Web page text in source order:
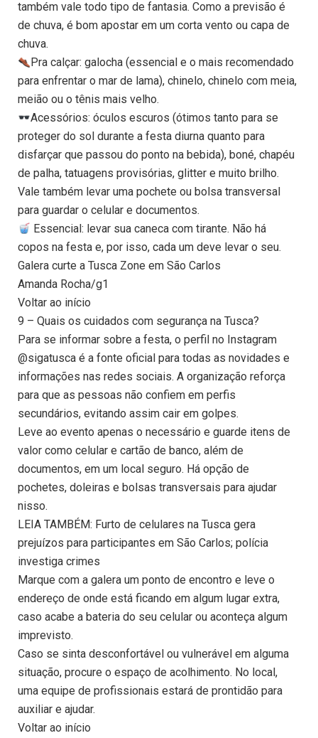
também vale todo tipo de fantasia. Como a previsão é
de chuva, é bom apostar em um corta vento ou capa de
chuva.
Pra calçar: galocha (essencial e o mais recomendado
para enfrentar o mar de lama), chinelo, chinelo com meia,
meião ou o tênis mais velho.
Acessórios: óculos escuros (ótimos tanto para se
proteger do sol durante a festa diurna quanto para
disfarçar que passou do ponto na bebida), boné, chapéu
de palha, tatuagens provisórias, glitter e muito brilho.
Vale também levar uma pochete ou bolsa transversal
para guardar o celular e documentos.
Essencial: levar sua caneca com tirante. Não há
copos na festa e, por isso, cada um deve levar o seu.
Galera curte a Tusca Zone em São Carlos
Amanda Rocha/g1
Voltar ao início
9 – Quais os cuidados com segurança na Tusca?
Para se informar sobre a festa, o perfil no Instagram
@sigatusca é a fonte oficial para todas as novidades e
informações nas redes sociais. A organização reforça
para que as pessoas não confiem em perfis
secundários, evitando assim cair em golpes.
Leve ao evento apenas o necessário e guarde itens de
valor como celular e cartão de banco, além de
documentos, em um local seguro. Há opção de
pochetes, doleiras e bolsas transversais para ajudar
nisso.
LEIA TAMBÉM: Furto de celulares na Tusca gera
prejuízos para participantes em São Carlos; polícia
investiga crimes
Marque com a galera um ponto de encontro e leve o
endereço de onde está ficando em algum lugar extra,
caso acabe a bateria do seu celular ou aconteça algum
imprevisto.
Caso se sinta desconfortável ou vulnerável em alguma
situação, procure o espaço de acolhimento. No local,
uma equipe de profissionais estará de prontidão para
auxiliar e ajudar.
Voltar ao início